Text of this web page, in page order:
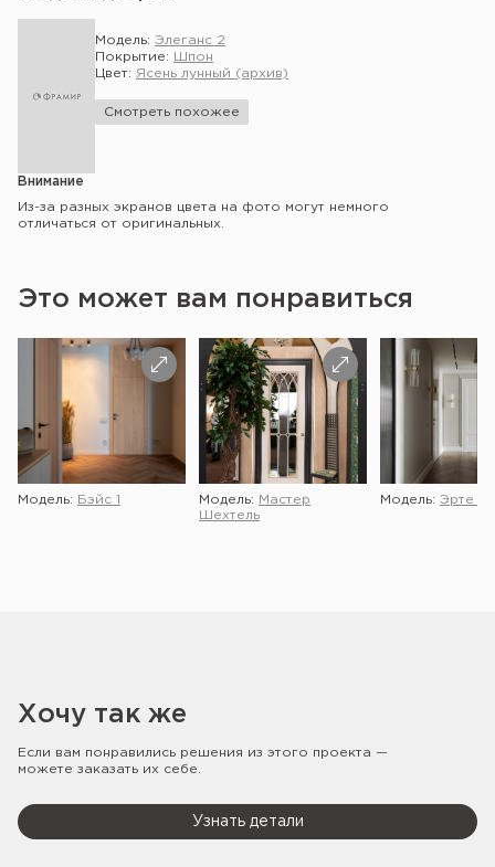
Модель: Элеганс 2
Покрытие:
Шпон
Цвет: Ясень лунный (архив)
Смотреть похожее
Внимание
Из-за разных экранов цвета на фото могут немного
отличаться от оригинальных.
Это может вам понравиться
Модель: Бэйс 1 Модель:
Мастер
Шехтель
Модель: Эрте 2
Хочу так же
Если вам понравились решения из этого проекта —
можете заказать их себе.
Узнать детали